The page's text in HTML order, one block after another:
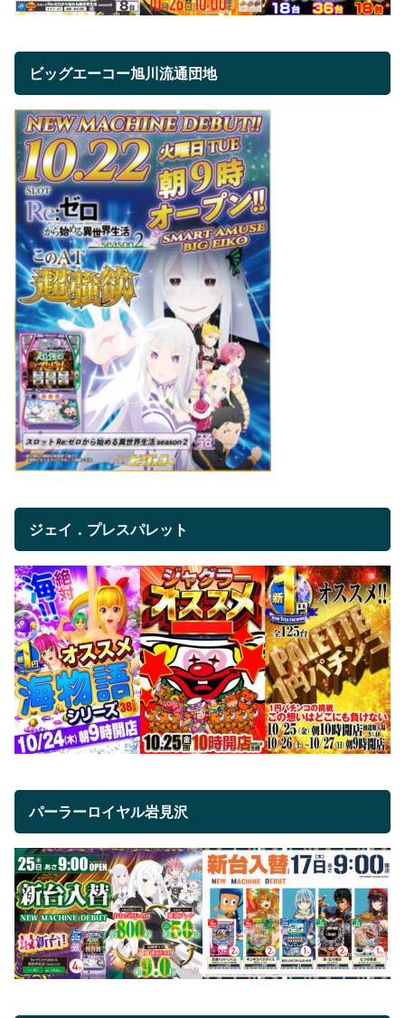
ビッグエーコー旭川流通団地
ジェイ．プレスパレット
パーラーロイヤル岩見沢